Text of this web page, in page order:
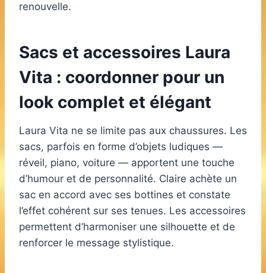
renouvelle.
Sacs et accessoires Laura
Vita : coordonner pour un
look complet et élégant
Laura Vita ne se limite pas aux chaussures. Les
sacs, parfois en forme d’objets ludiques —
réveil, piano, voiture — apportent une touche
d’humour et de personnalité. Claire achète un
sac en accord avec ses bottines et constate
l’effet cohérent sur ses tenues. Les accessoires
permettent d’harmoniser une silhouette et de
renforcer le message stylistique.